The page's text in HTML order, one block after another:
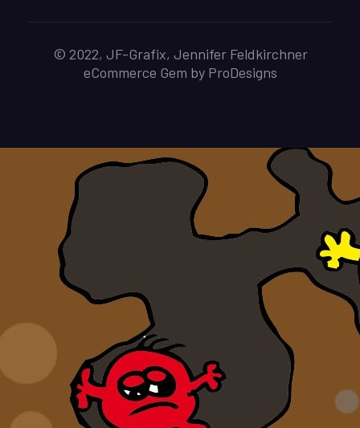
© 2022, JF-Grafix, Jennifer Feldkirchner
eCommerce Gem by ProDesigns